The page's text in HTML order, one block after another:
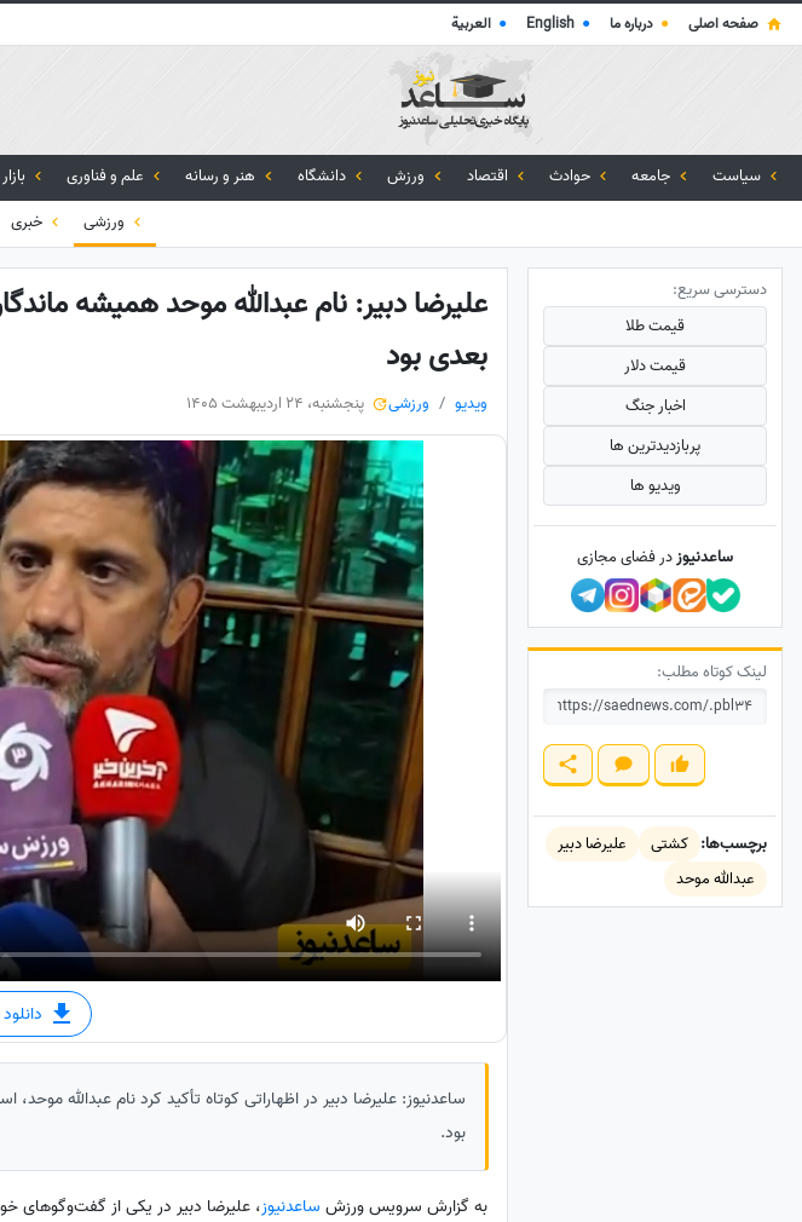
صفحه اصلی ● درباره ما ●
English
● العربية
سیاست جامعه حوادث اقتصاد ورزش دانشگاه هنر و رسانه علم و فناوری بازار
ورزشی
خبری
علیرضا دبیر: نام عبدالله موحد همیشه
بعدی بود
ویدیو ورزشی پنجشنبه، 24 اردیبهشت 1405
ساعدنیوز: علیرضا دبیر در اظهاراتی کوتاه تأکید کرد نام عبدالله
بود.
به گزارش سرویس ورزش ساعدنیوز، علیرضا دبیر در یکی از گفت‌وگوهای
دسترسی سریع:
قیمت طلا
قیمت دلار
اخبار جنگ
پربازدید‌ترین ها
ویدیو ها
ساعدنیوزدر فضای مجازی
لینک کوتاه مطلب:
برچسب‌ها: کشتی
علیرضا دبیر
عبدالله موحد